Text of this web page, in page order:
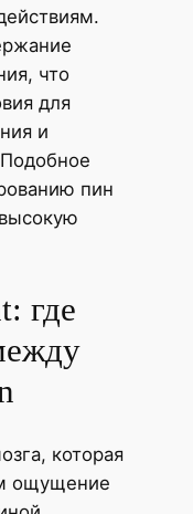
что
для
и
пин
где
которая
ощущение